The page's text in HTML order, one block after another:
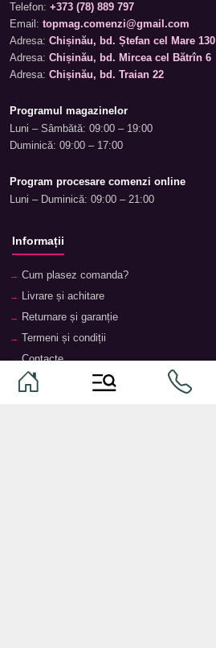
Telefon: +373 (78) 889 797
Email: topmag.comenzi@gmail.com
Adresa: Chișinău, bd. Ștefan cel Mare 130
Adresa: Chișinău, bd. Mircea cel Bătrîn 6
Adresa: Chișinău, bd. Traian 22
Programul magazinelor
Luni – Sâmbătă: 09:00 – 19:00
Duminică: 09:00 – 17:00
Program procesare comenzi online
Luni – Duminică: 09:00 – 21:00
Informații
Cum plasez comanda?
Livrare și achitare
Returnare și garanție
Termeni și condiții
Contacte
Magazine